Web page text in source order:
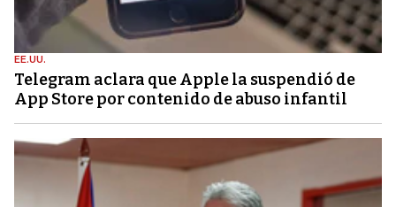
EE.UU.
Telegram aclara que Apple la suspendió de
App Store por contenido de abuso infantil